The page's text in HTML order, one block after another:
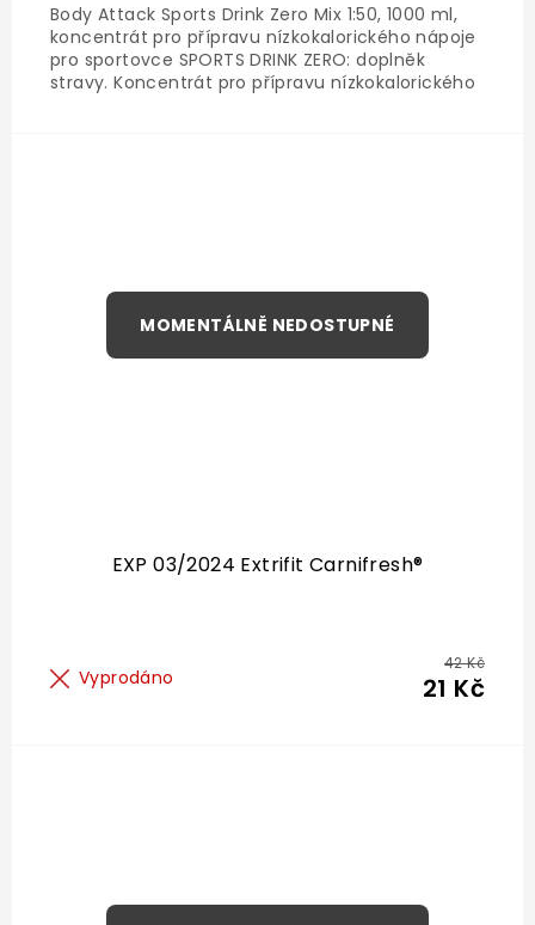
Body Attack Sports Drink Zero Mix 1:50, 1000 ml,
koncentrát pro přípravu nízkokalorického nápoje
pro sportovce SPORTS DRINK ZERO: doplněk
stravy. Koncentrát pro přípravu nízkokalorického
EXP 03/2024 Extrifit Carnifresh®
Vyprodáno
42 Kč
21 Kč